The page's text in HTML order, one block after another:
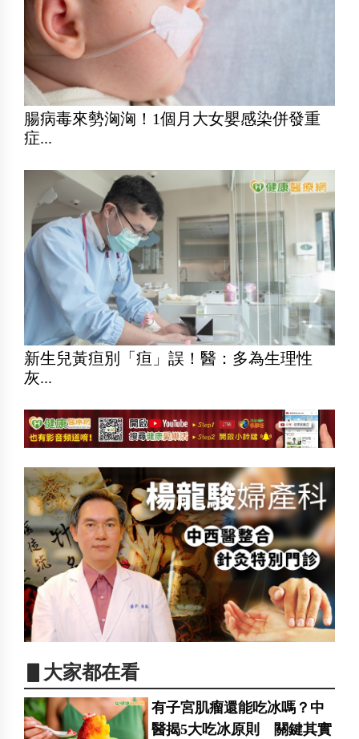
腸病毒來勢洶洶！1個月大女嬰感染併發重
症...
新生兒黃疸別「疸」誤！醫：多為生理性
灰...
▋大家都在看
有子宮肌瘤還能吃冰嗎？中
醫揭5大吃冰原則 關鍵其實